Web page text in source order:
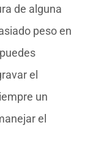
de alguna
peso en
el
un
el